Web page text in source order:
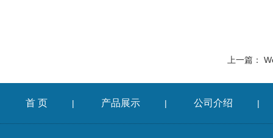
上一篇：
首 页 | 产品展示 | 公司介绍 |